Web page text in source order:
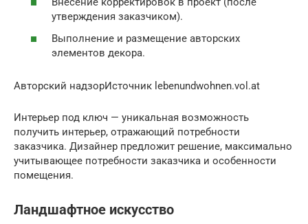
утверждения заказчиком).
Выполнение и размещение авторских
элементов декора.
Авторский надзорИсточник lebenundwohnen.vol.at
Интерьер под ключ — уникальная возможность
получить интерьер, отражающий потребности
заказчика. Дизайнер предложит решение, максимально
учитывающее потребности заказчика и особенности
помещения.
Ландшафтное искусство